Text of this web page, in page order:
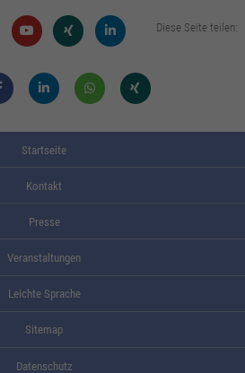
Diese Seite teilen:
FacebookLinkdin WhatsappXing
Startseite
Kontakt
Presse
Veranstaltungen
Leichte Sprache
Sitemap
Datenschutz